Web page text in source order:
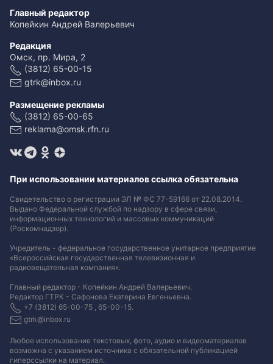
Главный редактор
Копейкин Андрей Валерьевич
Редакция
Омск, пр. Мира, 2
(3812) 65-00-15
gtrk@inbox.ru
Размещение рекламы
(3812) 65-00-65
reklama@omsk.rfn.ru
При использовании материалов ссылка обязательна
Свидетельство о регистрации ЭЛ № ФС 77-59166 от 22.08.2014.
Выдано Федеральной службой по надзору в сфере связи,
информационных технологий и массовых коммуникаций
(Роскомнадзор).
Учредитель - федеральное государственное унитарное предприятие
«Всероссийская государственная телевизионная и
радиовещательная компания».
Главный редактор - Копейкин Андрей Валерьевич.
Редактор ГТРК - Сафонова Екатерина Евгеньевна.
+7 (3812) 65-00-75 , 65-00-15.
gtrk@inbox.ru
Любое использование текстовых, фото, аудио и видеоматериалов
возможна с указанием источника с обязательной публикацией
гиперссылки на материал.